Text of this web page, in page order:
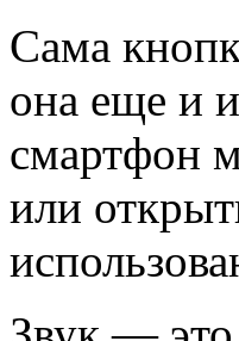
Сама
она еще и
смартфон
или